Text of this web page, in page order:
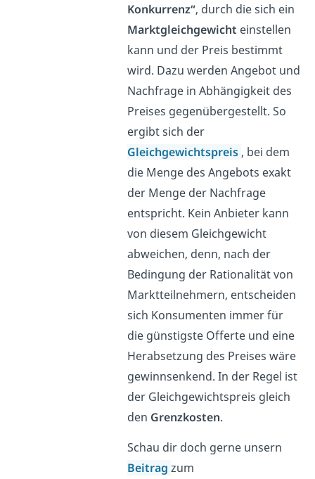
Konkurrenz“, durch die sich ein
Marktgleichgewicht einstellen
kann und der Preis bestimmt
wird. Dazu werden Angebot und
Nachfrage in Abhängigkeit des
Preises gegenübergestellt. So
ergibt sich der
Gleichgewichtspreis , bei dem
die Menge des Angebots exakt
der Menge der Nachfrage
entspricht. Kein Anbieter kann
von diesem Gleichgewicht
abweichen, denn, nach der
Bedingung der Rationalität von
Marktteilnehmern, entscheiden
sich Konsumenten immer für
die günstigste Offerte und eine
Herabsetzung des Preises wäre
gewinnsenkend. In der Regel ist
der Gleichgewichtspreis gleich
den Grenzkosten.
Schau dir doch gerne unsern
Beitragzum